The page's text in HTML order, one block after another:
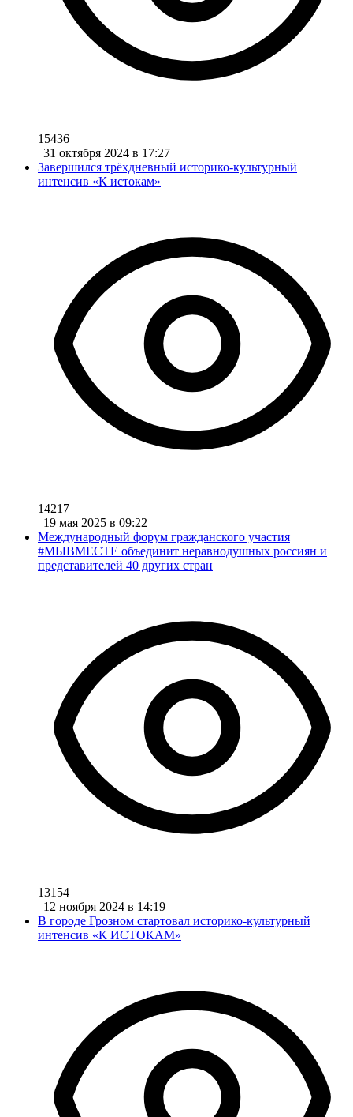
15436
| 31 октября 2024 в 17:27
Завершился трёхдневный историко-культурный
интенсив «К истокам»
14217
| 19 мая 2025 в 09:22
Международный форум гражданского участия
#МЫВМЕСТЕ объединит неравнодушных россиян и
представителей 40 других стран
13154
| 12 ноября 2024 в 14:19
В городе Грозном стартовал историко-культурный
интенсив «К ИСТОКАМ»